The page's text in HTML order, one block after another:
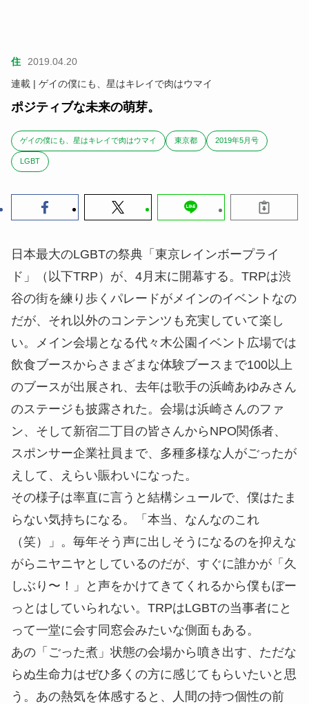
住
2019.04.20
連載 | ゲイの僕にも、星はキレイで肉はウマイ
ポジティブな未来の萌芽。
ゲイの僕にも、星はキレイで肉はウマイ 東京都 2019年5月号
LGBT
日本最大のLGBTの祭典「東京レインボープライ
ド」（以下TRP）が、4月末に開幕する。TRPは渋
谷の街を練り歩くパレードがメインのイベントなの
だが、それ以外のコンテンツも充実していて楽し
い。メイン会場となる代々木公園イベント広場では
飲食ブースからさまざまな体験ブースまで100以上
のブースが出展され、去年は歌手の浜崎あゆみさん
のステージも披露された。会場は浜崎さんのファ
ン、そして新宿二丁目の皆さんからNPO関係者、
スポンサー企業社員まで、多種多様な人がごったが
えして、えらい賑わいになった。
その様子は率直に言うと結構シュールで、僕はたま
らない気持ちになる。「本当、なんなのこれ
（笑）」。毎年そう声に出しそうになるのを抑えな
がらニヤニヤとしているのだが、すぐに誰かが「久
しぶり〜！」と声をかけてきてくれるから僕もぼー
っとはしていられない。TRPはLGBTの当事者にと
って一堂に会す同窓会みたいな側面もある。
あの「ごった煮」状態の会場から噴き出す、ただな
らぬ生命力はぜひ多くの方に感じてもらいたいと思
う。あの熱気を体感すると、人間の持つ個性の前